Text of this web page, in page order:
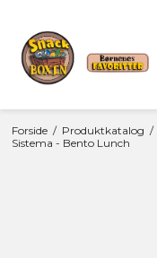
Forside / Produktkatalog /
Sistema - Bento Lunch